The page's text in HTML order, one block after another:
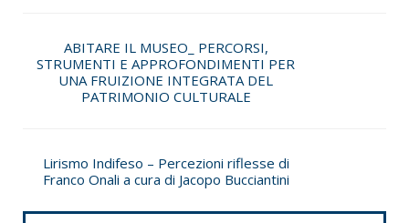
ABITARE IL MUSEO_ PERCORSI,
STRUMENTI E APPROFONDIMENTI PER
UNA FRUIZIONE INTEGRATA DEL
PATRIMONIO CULTURALE
Lirismo Indifeso – Percezioni riflesse di
Franco Onali a cura di Jacopo Bucciantini